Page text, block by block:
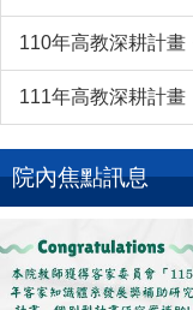
110年高教深耕計畫
111年高教深耕計畫
院內焦點訊息